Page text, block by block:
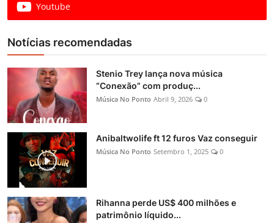
Youtube
Notícias recomendadas
Stenio Trey lança nova música
“Conexão” com produç...
Música No Ponto Abril 9, 2026 0
Anibaltwolife ft 12 furos Vaz conseguir
Música No Ponto Setembro 1, 2025 0
Rihanna perde US$ 400 milhões e
patrimônio líquido...